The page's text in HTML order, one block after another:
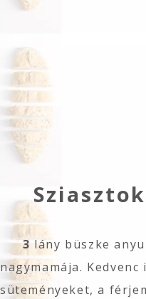
3lány büszke
nagymamája.
süteményeket, a